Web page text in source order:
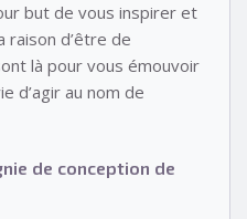
but de vous inspirer et
raison d’être de
là pour vous émouvoir
d’agir au nom de
de conception de